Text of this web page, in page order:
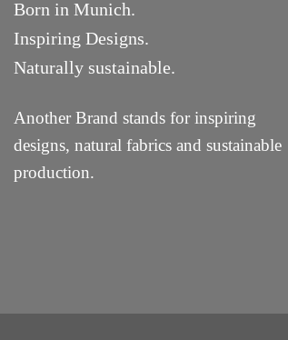
Born in Munich.
Inspiring Designs.
Naturally sustainable.
Another Brand stands for inspiring
designs, natural fabrics and sustainable
production.